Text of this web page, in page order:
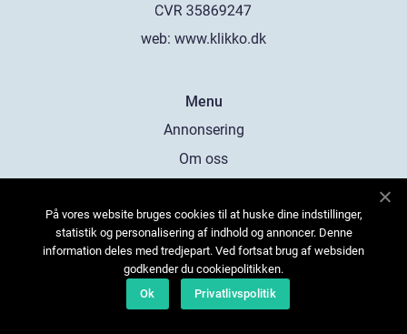
web: www.klikko.dk
Menu
Annonsering
Om oss
Kontakta oss
Sitemap
På vores website bruges cookies til at huske dine indstillinger,
statistik og personalisering af indhold og annoncer. Denne
information deles med tredjepart. Ved fortsat brug af websiden
godkender du cookiepolitikken.
Ok
Privatlivspolitik